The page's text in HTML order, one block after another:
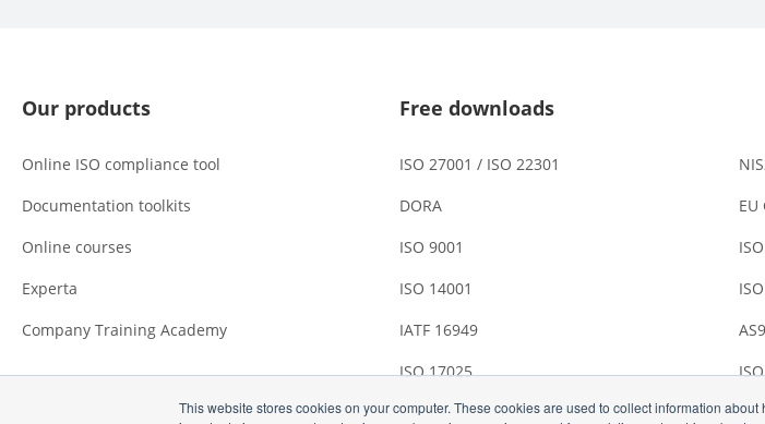
This website stores cookies on your computer. These cookies are used to collect information
Our products
Online ISO compliance tool
Documentation toolkits
Online courses
Experta
Company Training Academy
Free downloads
ISO 27001 / ISO 22301
DORA
EU
ISO 9001
ISO 14001
IATF 16949
ISO 17025